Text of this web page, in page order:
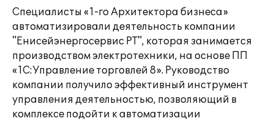
Специалисты «1-го Архитектора бизнеса»
автоматизировали деятельность компании
"Енисейэнергосервис РТ", которая занимается
производством электротехники, на основе ПП
«1С:Управление торговлей 8». Руководство
компании получило эффективный инструмент
управления деятельностью, позволяющий в
комплексе подойти к автоматизации